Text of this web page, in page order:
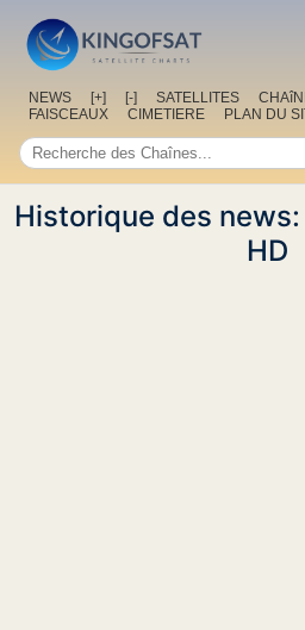
NEWS [+] [-] SATELLITES
FAISCEAUX
CIMETIERE PLAN DU
Historique des
HD